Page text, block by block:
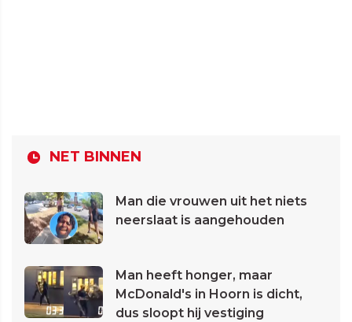
NET BINNEN
Man die vrouwen uit het niets
neerslaat is aangehouden
Man heeft honger, maar
McDonald's in Hoorn is dicht,
dus sloopt hij vestiging